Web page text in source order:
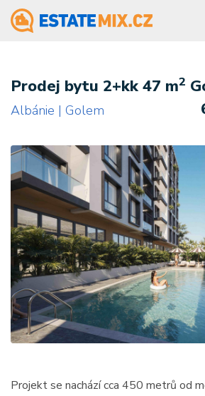
Prodej bytu 2+kk 47 m2
Albánie | Golem
Projekt se nachází cca 450 metrů od